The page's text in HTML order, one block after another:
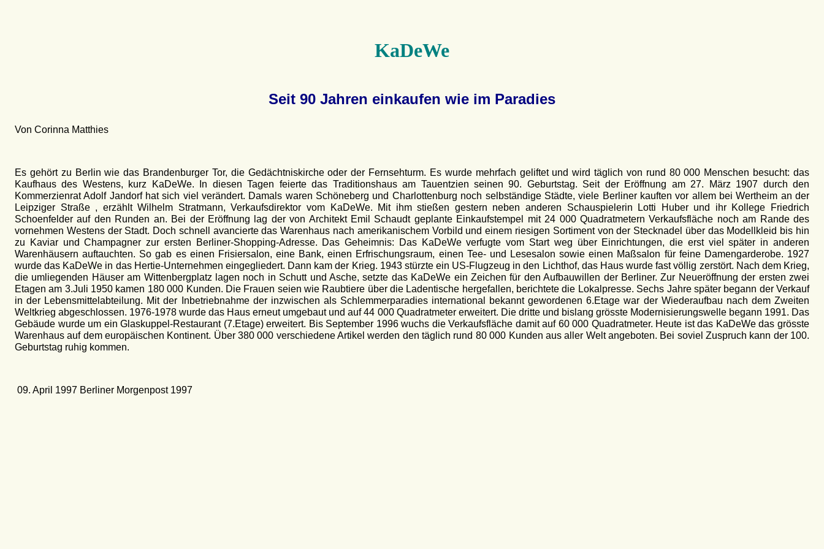
KaDeWe
Seit 90 Jahren einkaufen wie im Paradies
Von Corinna Matthies
Es gehört zu Berlin wie das Brandenburger Tor, die Gedächtniskirche oder der Fernsehturm. Es wurde mehrfach geliftet und wird täglich von rund 80 000 Menschen besucht: das
Kaufhaus des Westens, kurz KaDeWe. In diesen Tagen feierte das Traditionshaus am Tauentzien seinen 90. Geburtstag. Seit der Eröffnung am 27. März 1907 durch den
Kommerzienrat Adolf Jandorf hat sich viel verändert. Damals waren Schöneberg und Charlottenburg noch selbständige Städte, viele Berliner kauften vor allem bei Wertheim an der
Leipziger Straße , erzählt Wilhelm Stratmann, Verkaufsdirektor vom KaDeWe. Mit ihm stießen gestern neben anderen Schauspielerin Lotti Huber und ihr Kollege Friedrich
Schoenfelder auf den Runden an. Bei der Eröffnung lag der von Architekt Emil Schaudt geplante Einkaufstempel mit 24 000 Quadratmetern Verkaufsfläche noch am Rande des
vornehmen Westens der Stadt. Doch schnell avancierte das Warenhaus nach amerikanischem Vorbild und einem riesigen Sortiment von der Stecknadel über das Modellkleid bis hin
zu Kaviar und Champagner zur ersten Berliner-Shopping-Adresse. Das Geheimnis: Das KaDeWe verfugte vom Start weg über Einrichtungen, die erst viel später in anderen
Warenhäusern auftauchten. So gab es einen Frisiersalon, eine Bank, einen Erfrischungsraum, einen Tee- und Lesesalon sowie einen Maßsalon für feine Damengarderobe. 1927
wurde das KaDeWe in das Hertie-Unternehmen eingegliedert. Dann kam der Krieg. 1943 stürzte ein US-Flugzeug in den Lichthof, das Haus wurde fast völlig zerstört. Nach dem Krieg,
die umliegenden Häuser am Wittenbergplatz lagen noch in Schutt und Asche, setzte das KaDeWe ein Zeichen für den Aufbauwillen der Berliner. Zur Neueröffnung der ersten zwei
Etagen am 3.Juli 1950 kamen 180 000 Kunden. Die Frauen seien wie Raubtiere über die Ladentische hergefallen, berichtete die Lokalpresse. Sechs Jahre später begann der Verkauf
in der Lebensmittelabteilung. Mit der Inbetriebnahme der inzwischen als Schlemmerparadies international bekannt gewordenen 6.Etage war der Wiederaufbau nach dem Zweiten
Weltkrieg abgeschlossen. 1976-1978 wurde das Haus erneut umgebaut und auf 44 000 Quadratmeter erweitert. Die dritte und bislang grösste Modernisierungswelle begann 1991. Das
Gebäude wurde um ein Glaskuppel-Restaurant (7.Etage) erweitert. Bis September 1996 wuchs die Verkaufsfläche damit auf 60 000 Quadratmeter. Heute ist das KaDeWe das grösste
Warenhaus auf dem europäischen Kontinent. Über 380 000 verschiedene Artikel werden den täglich rund 80 000 Kunden aus aller Welt angeboten. Bei soviel Zuspruch kann der 100.
Geburtstag ruhig kommen.
09. April 1997 Berliner Morgenpost 1997